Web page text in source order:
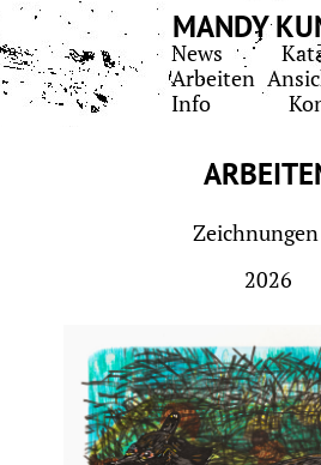
MANDY
News
Arbeiten
Info
2026